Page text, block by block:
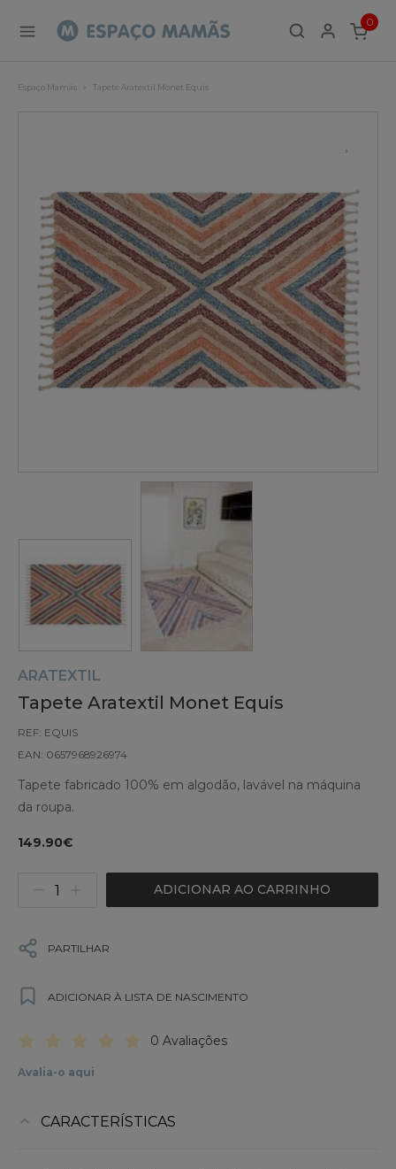
0
ITEMS
Espaço Mamãs Tapete Aratextil Monet Equis
ARATEXTIL
Tapete Aratextil Monet Equis
REF: EQUIS
EAN: 0657968926974
Tapete fabricado 100% em algodão, lavável na máquina
da roupa.
149.90€
ADICIONAR AO CARRINHO
PARTILHAR
ADICIONAR À LISTA DE NASCIMENTO
0 Avaliações
Avalia-o aqui
CARACTERÍSTICAS